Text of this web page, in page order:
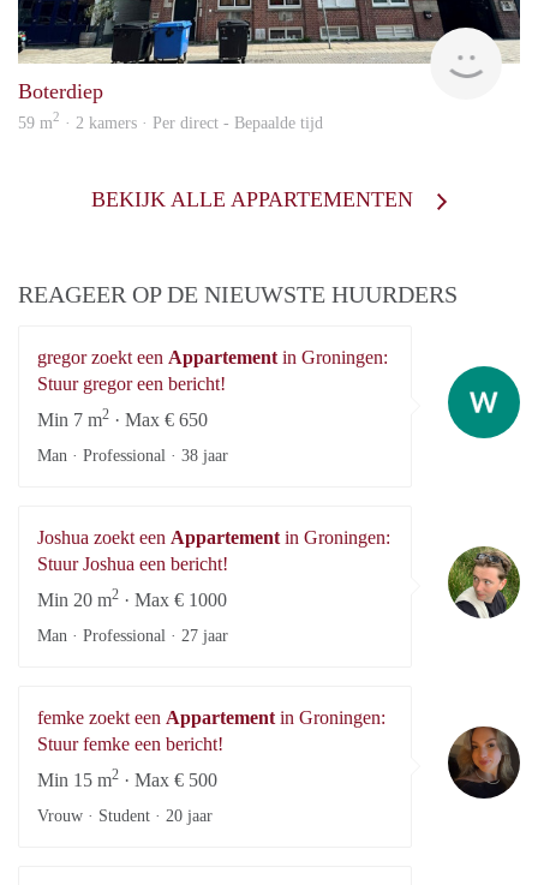
Boterdiep
59 m2 · 2 kamers · Per direct - Bepaalde tijd
BEKIJK ALLE APPARTEMENTEN
REAGEER OP DE NIEUWSTE HUURDERS
gregor zoekt een Appartement in Groningen:
Stuur gregor een bericht!
Min 7 m2 · Max € 650
Man · Professional · 38 jaar
Joshua zoekt een Appartement in Groningen:
Stuur Joshua een bericht!
Min 20 m2 · Max € 1000
Man · Professional · 27 jaar
femke zoekt een Appartement in Groningen:
Stuur femke een bericht!
Min 15 m2 · Max € 500
Vrouw · Student · 20 jaar